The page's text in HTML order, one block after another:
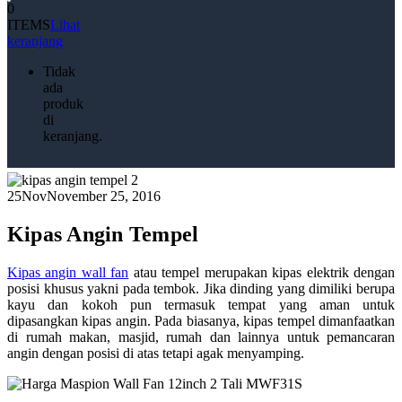
0
ITEMSLihat
keranjang
Tidak
ada
produk
di
keranjang.
25NovNovember 25, 2016
Kipas Angin Tempel
Kipas angin wall fan atau tempel merupakan kipas elektrik dengan
posisi khusus yakni pada tembok. Jika dinding yang dimiliki berupa
kayu dan kokoh pun termasuk tempat yang aman untuk
dipasangkan kipas angin. Pada biasanya, kipas tempel dimanfaatkan
di rumah makan, masjid, rumah dan lainnya untuk pemancaran
angin dengan posisi di atas tetapi agak menyamping.